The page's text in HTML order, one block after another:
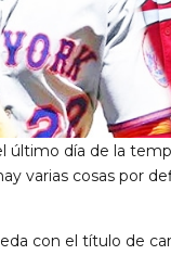
último día de la
varias cosas por
con el título de